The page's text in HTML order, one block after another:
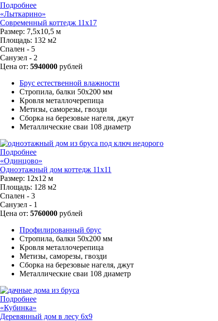
Подробнее
«Лыткарино»
Современный коттедж 11х17
Размер: 7,5х10,5 м
Площадь: 132 м2
Спален - 5
Санузел - 2
Цена от: 5940000 рублей
Брус естественной влажности
Стропила, балки 50х200 мм
Кровля металлочерепица
Метизы, саморезы, гвозди
Сборка на березовые нагеля, джут
Металлические сваи 108 диаметр
Подробнее
«Одинцово»
Одноэтажный дом коттедж 11х11
Размер: 12х12 м
Площадь: 128 м2
Спален - 3
Санузел - 1
Цена от: 5760000 рублей
Профилированный брус
Стропила, балки 50х200 мм
Кровля металлочерепица
Метизы, саморезы, гвозди
Сборка на березовые нагеля, джут
Металлические сваи 108 диаметр
Подробнее
«Кубинка»
Деревянный дом в лесу 6x9